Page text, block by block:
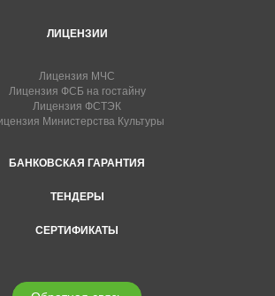
ЛИЦЕНЗИИ
Лицензия МЧС
Лицензия ФСБ на гостайну
Лицензия ФСТЭК
Министерства Культуры
БАНКОВСКАЯ ГАРАНТИЯ
ТЕНДЕРЫ
СЕРТИФИКАТЫ